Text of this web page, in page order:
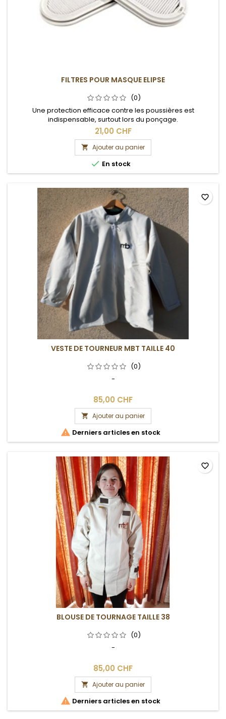
FILTRES POUR MASQUE ELIPSE
(0)
Une protection efficace contre les poussières est
indispensable, surtout lors du ponçage.
21,00 CHF
 Ajouter au panier
 En stock
VESTE DE TOURNEUR MBT TAILLE 40
(0)
-
85,00 CHF
 Ajouter au panier
 Derniers articles en stock
favorite_border
BLOUSE DE TOURNAGE TAILLE 38
(0)
-
85,00 CHF
 Ajouter au panier
 Derniers articles en stock
favorite_border